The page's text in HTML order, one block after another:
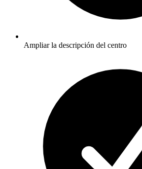
Ampliar la descripción del centro